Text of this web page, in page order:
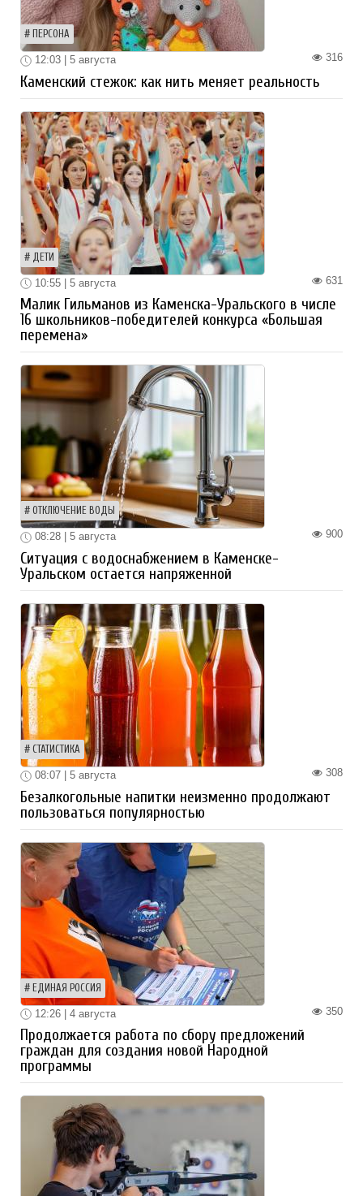
ПЕРСОНА
316
12:03 | 5 августа
Каменский стежок: как нить меняет реальность
ДЕТИ
631
10:55 | 5 августа
Малик Гильманов из Каменска-Уральского в числе
16 школьников-победителей конкурса «Большая
перемена»
ОТКЛЮЧЕНИЕ ВОДЫ
900
08:28 | 5 августа
Ситуация с водоснабжением в Каменске-
Уральском остается напряженной
СТАТИСТИКА
308
08:07 | 5 августа
Безалкогольные напитки неизменно продолжают
пользоваться популярностью
ЕДИНАЯ РОССИЯ
350
12:26 | 4 августа
Продолжается работа по сбору предложений
граждан для создания новой Народной
программы